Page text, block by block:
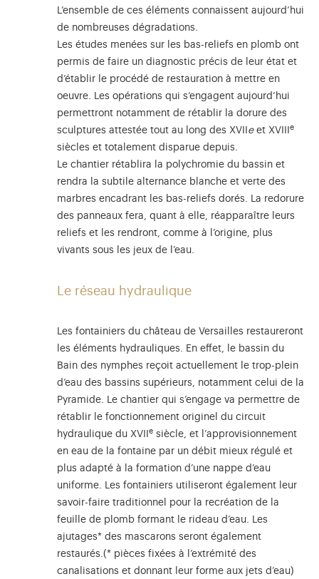
L’ensemble de ces éléments connaissent aujourd’hui
de nombreuses dégradations.
Les études menées sur les bas-reliefs en plomb ont
permis de faire un diagnostic précis de leur état et
d’établir le procédé de restauration à mettre en
oeuvre. Les opérations qui s’engagent aujourd’hui
permettront notamment de rétablir la dorure des
sculptures attestée tout au long des XVII e et XVIII e
siècles et totalement disparue depuis.
Le chantier rétablira la polychromie du bassin et
rendra la subtile alternance blanche et verte des
marbres encadrant les bas-reliefs dorés. La redorure
des panneaux fera, quant à elle, réapparaître leurs
reliefs et les rendront, comme à l’origine, plus
vivants sous les jeux de l’eau.
Le réseau hydraulique
Les fontainiers du château de Versailles restaureront
les éléments hydrauliques. En effet, le bassin du
Bain des nymphes reçoit actuellement le trop-plein
d’eau des bassins supérieurs, notamment celui de la
Pyramide. Le chantier qui s’engage va permettre de
rétablir le fonctionnement originel du circuit
hydraulique du XVII
e siècle, et l’approvisionnement
en eau de la fontaine par un débit mieux régulé et
plus adapté à la formation d’une nappe d’eau
uniforme. Les fontainiers utiliseront également leur
savoir-faire traditionnel pour la recréation de la
feuille de plomb formant le rideau d’eau. Les
ajutages* des mascarons seront également
restaurés.(* pièces fixées à l’extrémité des
canalisations et donnant leur forme aux jets d’eau)